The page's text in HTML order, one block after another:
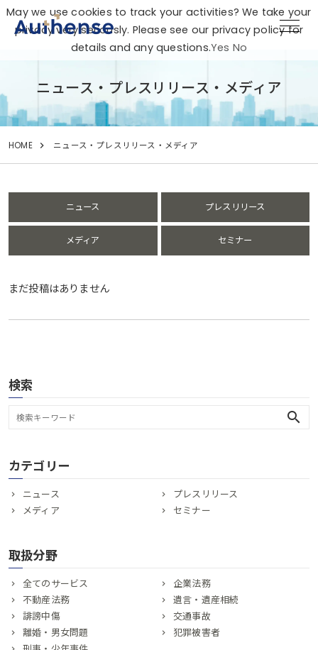
ニュース・プレスリリース・メディア
HOME ニュース・プレスリリース・メディア
ニュース プレスリリース
メディア セミナー
まだ投稿はありません
検索
search
カテゴリー
ニュース
プレスリリース
メディア
セミナー
取扱分野
全てのサービス
企業法務
不動産法務
遺言・遺産相続
誹謗中傷
交通事故
離婚・男女問題
犯罪被害者
May we use cookies to track your activities? We take your
privacy very seriously. Please see our privacy policy for
details and any questions.Yes No